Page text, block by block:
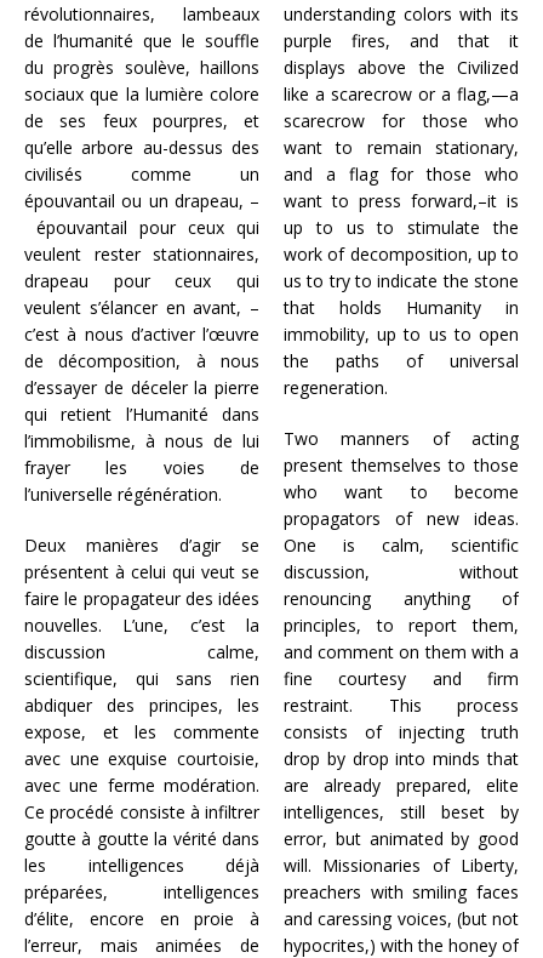
révolutionnaires, lambeaux
de l’humanité que le souffle
du progrès soulève, haillons
sociaux que la lumière colore
de ses feux pourpres, et
qu’elle arbore au-dessus des
civilisés comme un
épouvantail ou un drapeau, –
épouvantail pour ceux qui
veulent rester stationnaires,
drapeau pour ceux qui
veulent s’élancer en avant, –
c’est à nous d’activer l’œuvre
de décomposition, à nous
d’essayer de déceler la pierre
qui retient l’Humanité dans
l’immobilisme, à nous de lui
frayer les voies de
l’universelle régénération.
Deux manières d’agir se
présentent à celui qui veut se
faire le propagateur des idées
nouvelles. L’une, c’est la
discussion calme,
scientifique, qui sans rien
abdiquer des principes, les
expose, et les commente
avec une exquise courtoisie,
avec une ferme modération.
Ce procédé consiste à infiltrer
goutte à goutte la vérité dans
les intelligences déjà
préparées, intelligences
d’élite, encore en proie à
l’erreur, mais animées de
understanding colors with its
purple fires, and that it
displays above the Civilized
like a scarecrow or a flag,—a
scarecrow for those who
want to remain stationary,
and a flag for those who
want to press forward,–it is
up to us to stimulate the
work of decomposition, up to
us to try to indicate the stone
that holds Humanity in
immobility, up to us to open
the paths of universal
regeneration.
Two manners of acting
present themselves to those
who want to become
propagators of new ideas.
One is calm, scientific
discussion, without
renouncing anything of
principles, to report them,
and comment on them with a
fine courtesy and firm
restraint. This process
consists of injecting truth
drop by drop into minds that
are already prepared, elite
intelligences, still beset by
error, but animated by good
will. Missionaries of Liberty,
preachers with smiling faces
and caressing voices, (but not
hypocrites,) with the honey of